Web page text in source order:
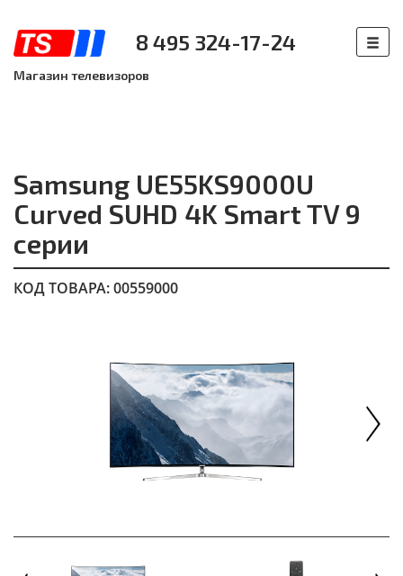
8 495 324-17-24
Магазин телевизоров
Samsung UE55KS9000U
Curved SUHD 4K Smart TV 9
серии
КОД ТОВАРА: 00559000